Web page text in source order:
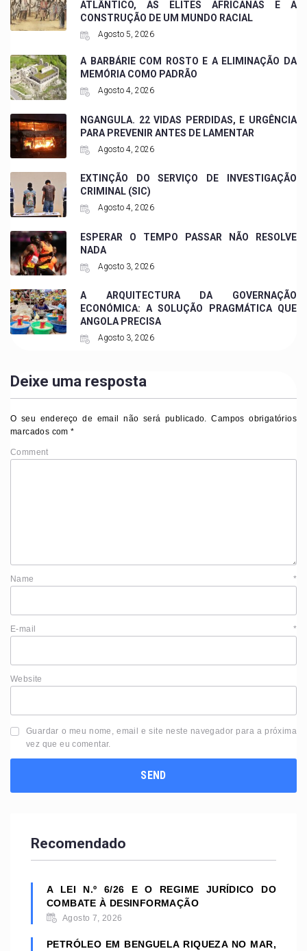
ATLÂNTICO, AS ELITES AFRICANAS E A
CONSTRUÇÃO DE UM MUNDO RACIAL
Agosto 5, 2026
A BARBÁRIE COM ROSTO E A ELIMINAÇÃO DA
MEMÓRIA COMO PADRÃO
Agosto 4, 2026
NGANGULA. 22 VIDAS PERDIDAS, E URGÊNCIA
PARA PREVENIR ANTES DE LAMENTAR
Agosto 4, 2026
EXTINÇÃO DO SERVIÇO DE INVESTIGAÇÃO
CRIMINAL (SIC)
Agosto 4, 2026
ESPERAR O TEMPO PASSAR NÃO RESOLVE
NADA
Agosto 3, 2026
A ARQUITECTURA DA GOVERNAÇÃO
ECONÓMICA: A SOLUÇÃO PRAGMÁTICA QUE
ANGOLA PRECISA
Agosto 3, 2026
Deixe uma resposta
O seu endereço de email não será publicado. Campos obrigatórios
marcados com*
Comment
Name *
E-mail *
Website
Guardar o meu nome, email e site neste navegador para a próxima
vez que eu comentar.
Recomendado
A LEI N.º 6/26 E O REGIME JURÍDICO DO
COMBATE À DESINFORMAÇÃO
Agosto 7, 2026
PETRÓLEO EM BENGUELA RIQUEZA NO MAR,